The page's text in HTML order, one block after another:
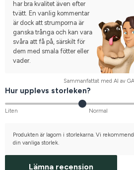
har bra kvalitet även efter
tvätt. En vanlig kommentar
är dock att strumporna är
ganska trånga och kan vara
svåra att få på, särskilt för
dem med smala fötter eller
vader.
Sammanfattat med AI av
Hur upplevs storleken?
Liten Normal
Produkten är lagom i storlekarna. Vi
din vanliga storlek.
Lämna recension